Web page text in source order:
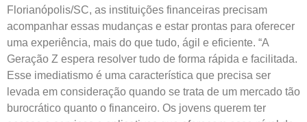
Florianópolis/SC, as instituições financeiras precisam
acompanhar essas mudanças e estar prontas para oferecer
uma experiência, mais do que tudo, ágil e eficiente. “A
Geração Z espera resolver tudo de forma rápida e facilitada.
Esse imediatismo é uma característica que precisa ser
levada em consideração quando se trata de um mercado tão
burocrático quanto o financeiro. Os jovens querem ter